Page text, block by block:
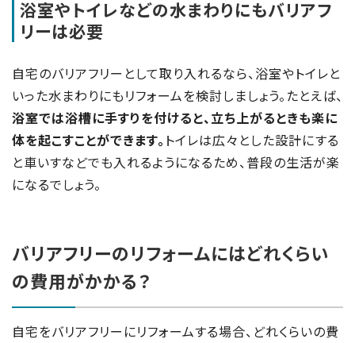
浴室やトイレなどの水まわりにもバリアフ
リーは必要
自宅のバリアフリーとして取り入れるなら、浴室やトイレと
いった水まわりにもリフォームを検討しましょう。たとえば、
浴室では浴槽に手すりを付けると、立ち上がるときも楽に
体を起こすことができます。 トイレは広々とした設計にする
と車いすなどでも入れるようになるため、普段の生活が楽
になるでしょう。
バリアフリーのリフォームにはどれくらい
の費用がかかる？
自宅をバリアフリーにリフォームする場合、どれくらいの費